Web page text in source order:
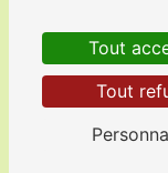
Vistalid-
Mentions
Tout
Tout